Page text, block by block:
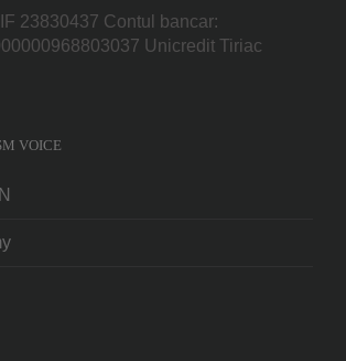
23830437 Contul bancar:
Unicredit Tiriac
VOICE